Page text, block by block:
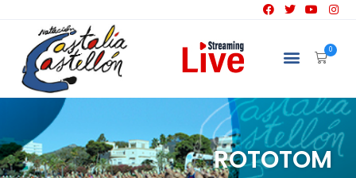
0
ROTOTOM